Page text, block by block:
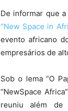
De informar que
“New Space in
evento africano
empresários de
Sob o lema “O
“NewSpace
reuniu além de